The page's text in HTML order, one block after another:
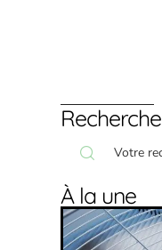
Recherche
À la une